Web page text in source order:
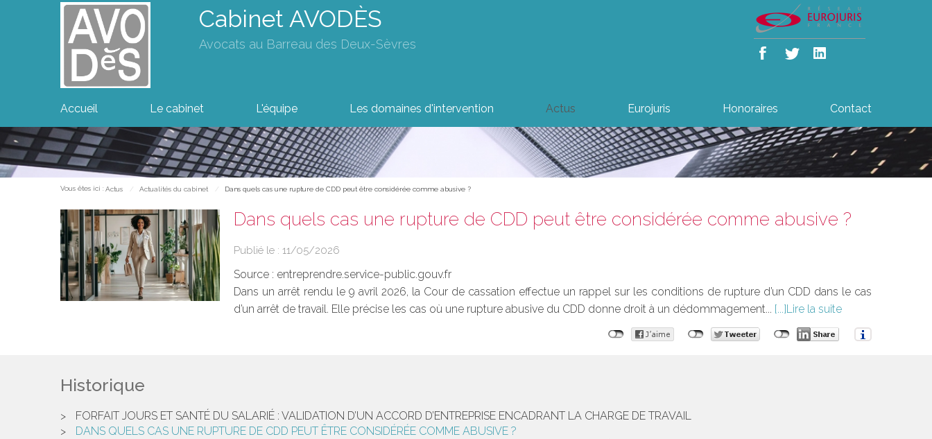
Cabinet AVODÈS
Avocats au Barreau des Deux-Sèvres
Accueil Le cabinet L'équipe Les domaines d'intervention Actus Eurojuris Honoraires Contact
Vous êtes ici : Actus Actualités du cabinet Dans quels cas une rupture de CDD peut être considérée comme abusive ?
Dans quels cas une rupture de CDD peut être considérée comme abusive ?
Publié le : 11/05/2026
Source : entreprendre.service-public.gouv.fr
Dans un arrêt rendu le 9 avril 2026, la Cour de cassation effectue un rappel sur les conditions de rupture d’un CDD dans le cas
d’un arrêt de travail. Elle précise les cas où une rupture abusive du CDD donne droit à un dédommagement...
Lire la suite
Historique
FORFAIT JOURS ET SANTÉ DU SALARIÉ : VALIDATION D’UN ACCORD D’ENTREPRISE ENCADRANT LA CHARGE DE TRAVAIL
DANS QUELS CAS UNE RUPTURE DE CDD PEUT ÊTRE CONSIDÉRÉE COMME ABUSIVE ?